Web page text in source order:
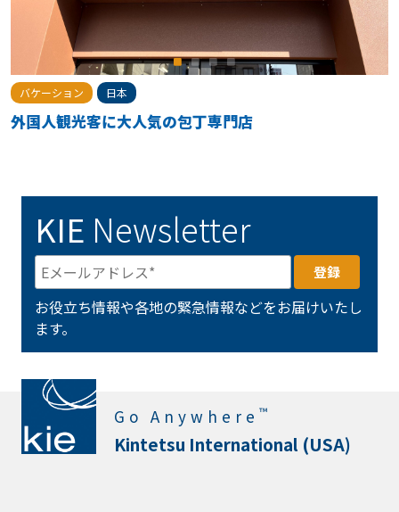
バケーション 日本
外国人観光客に大人気の包丁専門店
KIE Newsletter
お役立ち情報や各地の緊急情報などをお届けいたし
ます。
Go Anywhere ™
Kintetsu International (USA)